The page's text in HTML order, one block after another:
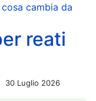
cambia da
reati
30 Luglio 2026